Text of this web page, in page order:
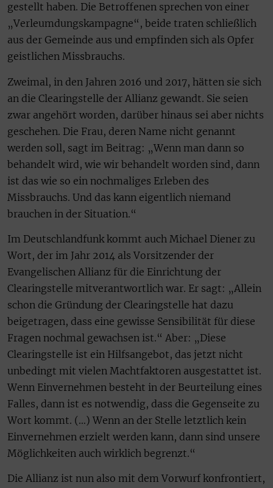
gestellt haben. Die Betroffenen sprechen von einer
„Verleumdungskampagne“, beide traten schließlich
aus der Gemeinde aus und empfinden sich als Opfer
geistlichen Missbrauchs.
Zweimal, in den Jahren 2016 und 2017, hätten sie sich
an die Clearingstelle der Allianz gewandt. Sie seien
zwar angehört worden, darüber hinaus sei aber nichts
geschehen. Die Frau, deren Name nicht genannt
werden soll, sagt im Beitrag: „Wenn man dann so
behandelt wird, wie wir behandelt worden sind, dann
ist das wie so ein nochmaliges Erleben des
Missbrauchs. Und das kann eigentlich niemand
brauchen in der Situation.“
Im Deutschlandfunk kommt auch Michael Diener zu
Wort, der im Jahr 2014 als Vorsitzender der
Evangelischen Allianz für die Einrichtung der
Clearingstelle mitverantwortlich war. Er sagt: „Allein
schon die Gründung der Clearingstelle hat dazu
beigetragen, dass eine gewisse Sensibilität für diese
Fragen nochmal gewachsen ist.“ Aber: „Diese
Clearingstelle ist ein Hilfsangebot, das jetzt nicht
unbedingt mit vielen Machtfaktoren ausgestattet ist.
Wenn Einvernehmen besteht in der Beurteilung eines
Falles, dann ist es notwendig, dass die Gegenseite zu
Wort kommt. (…) Wenn an der Stelle letztlich kein
Einvernehmen erzielt werden kann, dann sind unsere
Möglichkeiten auch wirklich begrenzt.“
Die Allianz ist nun also mit dem Vorwurf konfrontiert,